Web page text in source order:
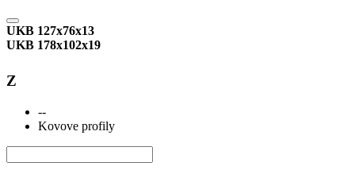
UKB 127x76x13
UKB 178x102x19
Z
--
Kovove profily